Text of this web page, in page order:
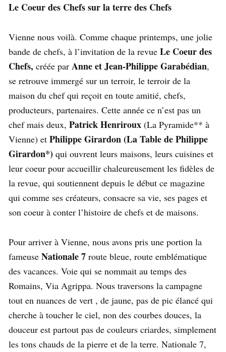
Le Coeur des Chefs sur la terre des Chefs
Vienne nous voilà. Comme chaque printemps, une jolie
bande de chefs, à l’invitation de la revue Le Coeur des
Chefs, créée par Anne et Jean-Philippe Garabédian,
se retrouve immergé sur un terroir, le terroir de la
maison du chef qui reçoit en toute amitié, chefs,
producteurs, partenaires. Cette année ce n’est pas un
chef mais deux, Patrick Henriroux (La Pyramide** à
Vienne) et Philippe Girardon (La Table de Philippe
Girardon*) qui ouvrent leurs maisons, leurs cuisines et
leur coeur pour accueillir chaleureusement les fidèles de
la revue, qui soutiennent depuis le début ce magazine
qui comme ses créateurs, consacre sa vie, ses pages et
son coeur à conter l’histoire de chefs et de maisons.
Pour arriver à Vienne, nous avons pris une portion la
fameuse Nationale 7 route bleue, route emblématique
des vacances. Voie qui se nommait au temps des
Romains, Via Agrippa. Nous traversons la campagne
tout en nuances de vert , de jaune, pas de pic élancé qui
cherche à toucher le ciel, non des courbes douces, la
douceur est partout pas de couleurs criardes, simplement
les tons chauds de la pierre et de la terre. Nationale 7,